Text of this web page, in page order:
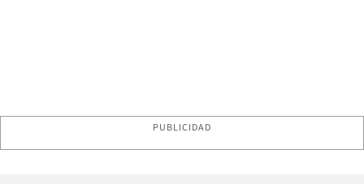
PUBLICIDAD